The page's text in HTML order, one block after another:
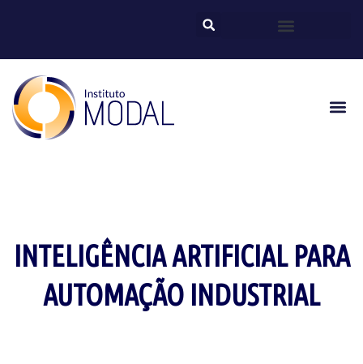
INTELIGÊNCIA ARTIFICIAL PARA
AUTOMAÇÃO INDUSTRIAL